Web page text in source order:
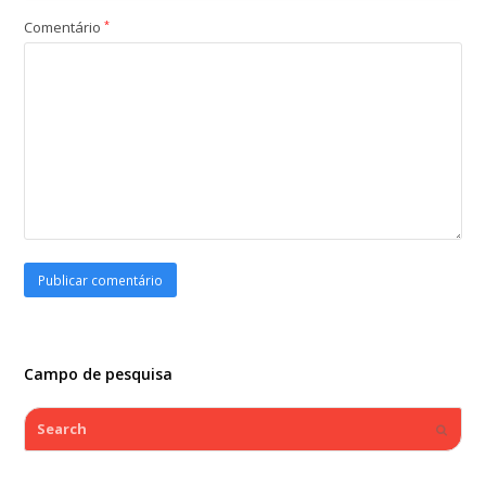
Comentário*
Campo de pesquisa
Search